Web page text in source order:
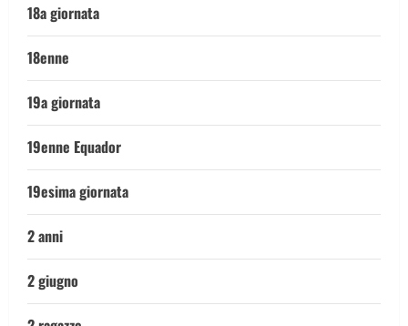
18a giornata
18enne
19a giornata
19enne Equador
19esima giornata
2 anni
2 giugno